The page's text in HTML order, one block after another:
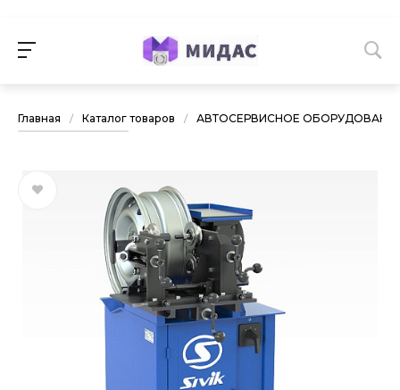
Главная / Каталог товаров / АВТОСЕРВИСНОЕ